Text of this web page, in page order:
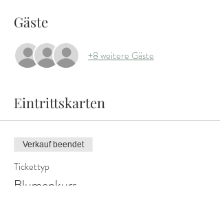
Gäste
+8 weitere Gäste
Eintrittskarten
Verkauf beendet
Tickettyp
Blumenkurs